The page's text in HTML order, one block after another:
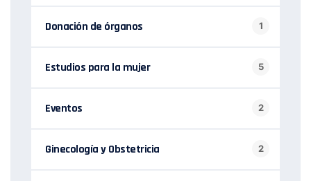
Donación de órganos 1
Estudios para la mujer 5
Eventos 2
Ginecología y Obstetricia 2